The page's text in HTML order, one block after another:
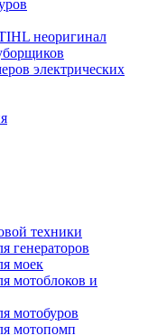
неоригинал
электрических
техники
генераторов
моек
мотоблоков и
мотобуров
мотопомп